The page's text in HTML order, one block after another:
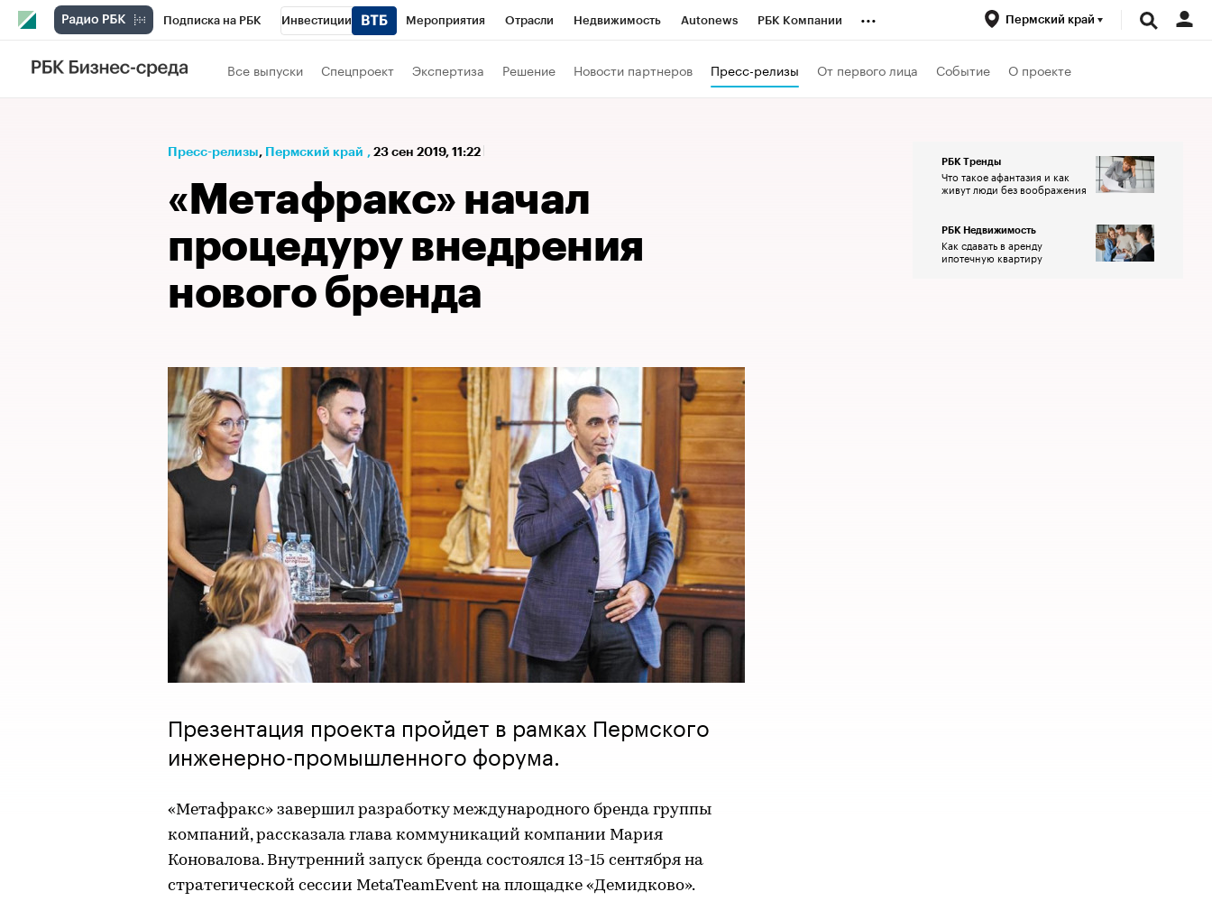
Подписка на РБК Инвестиции Мероприятия Отрасли Недвижимость Autonews РБК Компании
Телеканал
Спецпроекты Проверка контрагентов
... Пермский край
Все выпуски Спецпроект Экспертиза Решение Новости партнеров Пресс-релизы От первого лица Событие О проекте
Пресс-релизы⁠, Пермский край , 23 сен 2019, 11:22
«Метафракс» начал
процедуру внедрения
нового бренда
Презентация проекта пройдет в рамках Пермского
инженерно-промышленного форума.
«Метафракс» завершил разработку международного бренда группы
компаний, рассказала глава коммуникаций компании Мария
Коновалова. Внутренний запуск бренда состоялся 13-15 сентября на
стратегической сессии MetaTeamEvent на площадке «Демидково».
РБК Тренды
Что такое афантазия и как
живут люди без воображения
РБК Недвижимость
Как сдавать в аренду
ипотечную квартиру